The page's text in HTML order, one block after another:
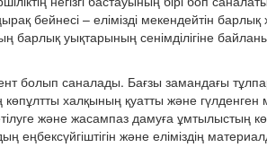
бейнесі – елімізді мекендейтін
уықтарының сенімділігіне
болып саналады. Бағзы замандағы
халқының қуатты және гүлденген
және жасампаз дамуға ұмтылыстың
және еліміздің